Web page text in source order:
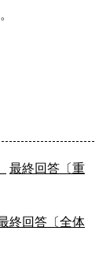
最終回答〔重
終回答〔全体